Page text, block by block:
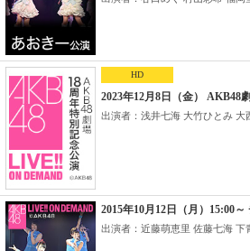
HD
2023年12月8日（金） AKB48
出演者：浅井七海 大竹ひとみ 大
2015年10月12日（月）15:00
出演者：近藤萌恵里 佐藤七海 下